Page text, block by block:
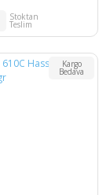
Stoktan
Teslim
Kargo
Bedava